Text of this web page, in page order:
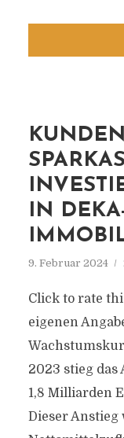
IN
9. Februar 2024
Click to rate
eigenen
2023 stieg das
1,8 Milliarden
Dieser